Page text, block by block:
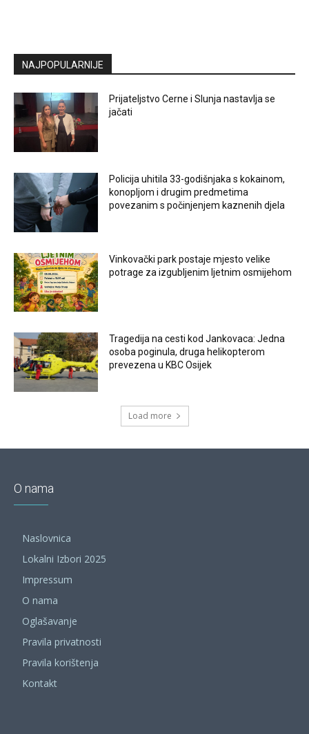
NAJPOPULARNIJE
Prijateljstvo Cerne i Slunja nastavlja se
jačati
Policija uhitila 33-godišnjaka s kokainom,
konopljom i drugim predmetima
povezanim s počinjenjem kaznenih djela
Vinkovački park postaje mjesto velike
potrage za izgubljenim ljetnim osmijehom
Tragedija na cesti kod Jankovaca: Jedna
osoba poginula, druga helikopterom
prevezena u KBC Osijek
Load more
O nama
Naslovnica
Lokalni Izbori 2025
Impressum
O nama
Oglašavanje
Pravila privatnosti
Pravila korištenja
Kontakt